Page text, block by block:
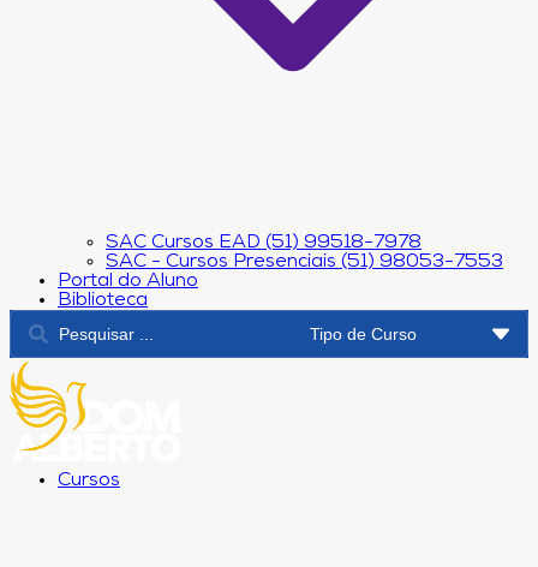
SAC Cursos EAD (51) 99518-7978
SAC - Cursos Presenciais (51) 98053-7553
Portal do Aluno
Biblioteca
Cursos